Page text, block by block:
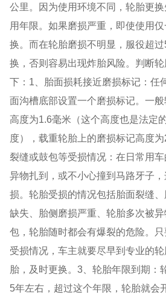
公里。因为使用环境不同，轮胎更
用年限。如果磨损严重，即使使用
换。而在轮胎磨损不明显，服役超
换，否则容易出现炸胎风险。判断
下：1、胎面损耗接近磨损标记：任
面沟槽底部设置一个磨损标记。一
高度为1.6毫米（这个高度也是法定
度），载重轮胎上的磨损标记高度
裂缝或鼓包等受损情况：在日常用
异物扎到，或不小心撞到马路牙子
损。轮胎受损的情况包括胎面裂缝
缺失、胎侧磨损严重、轮胎多次被
包，轮胎随时都会有爆裂的危险。
受损情况，车主就要尽早到专业的
胎，及时更换。3、轮胎年限到期：
5年左右，超过这个年限，轮胎就会